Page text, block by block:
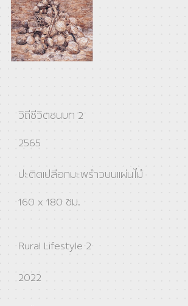
วิถีชีวิตชนบท 2
2565
ปะติดเปลือกมะพร้าวบนเเผ่นไม้
160 x 180 ซม.
Rural Lifestyle 2
2022